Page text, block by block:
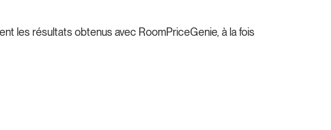
les résultats obtenus avec RoomPriceGenie, à la fois